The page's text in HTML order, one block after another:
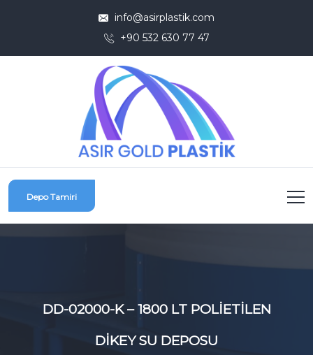
info@asirplastik.com
+90 532 630 77 47
Depo Tamiri
DD-02000-K – 1800 LT POLİETİLEN
DİKEY SU DEPOSU